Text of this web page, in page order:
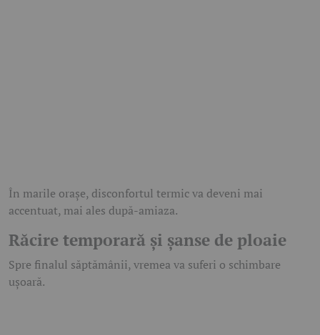
În marile orașe, disconfortul termic va deveni mai
accentuat, mai ales după-amiaza.
Răcire temporară și șanse de ploaie
Spre finalul săptămânii, vremea va suferi o schimbare
ușoară.